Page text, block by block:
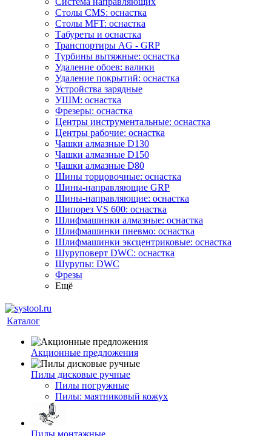
Столы CMS: оснастка
Столы MFT: оснастка
Табуреты и оснастка
Транспортиры AG - GRP
Турбины вытяжные: оснастка
Удаление обоев: валики
Удаление покрытий: оснастка
Устройства зарядные
УШМ: оснастка
Фрезеры: оснастка
Центры инструментальные: оснастка
Центры рабочие: оснастка
Чашки алмазные D130
Чашки алмазные D150
Чашки алмазные D80
Шины торцовочные: оснастка
Шины-направляющие GRP
Шины-направляющие: оснастка
Шипорез VS 600: оснастка
Шлифмашинки алмазные: оснастка
Шлифмашинки пневмо: оснастка
Шлифмашинки эксцентриковые: оснастка
Шуруповерт DWC: оснастка
Шурупы: DWC
Фрезы
Ещё
Каталог
Акционные предложения
Пилы дисковые ручные
Пилы погружные
Пилы: маятниковый кожух
Пилы монтажные